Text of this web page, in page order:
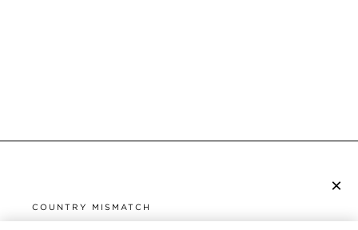
×
COUNTRY MISMATCH